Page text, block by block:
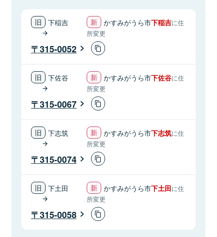
下稲吉 かすみがうら市下稲吉に住
所変更
315-0052
下佐谷 かすみがうら市下佐谷に住
所変更
315-0067
下志筑 かすみがうら市下志筑に住
所変更
315-0074
下土田 かすみがうら市下土田に住
所変更
315-0058